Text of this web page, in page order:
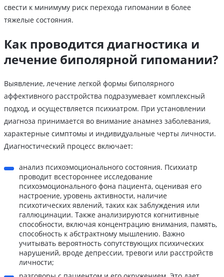
свести к минимуму риск перехода гипомании в более
тяжелые состояния.
Как проводится диагностика и
лечение биполярной гипомании?
Выявление, лечение легкой формы биполярного
аффективного расстройства подразумевает комплексный
подход, и осуществляется психиатром. При установлении
диагноза принимается во внимание анамнез заболевания,
характерные симптомы и индивидуальные черты личности.
Диагностический процесс включает:
анализ психоэмоционального состояния. Психиатр
проводит всестороннее исследование
психоэмоционального фона пациента, оценивая его
настроение, уровень активности, наличие
психотических явлений, таких как заблуждения или
галлюцинации. Также анализируются когнитивные
способности, включая концентрацию внимания, память,
способность к абстрактному мышлению. Важно
учитывать вероятность сопутствующих психических
нарушений, вроде депрессии, тревоги или расстройств
личности;